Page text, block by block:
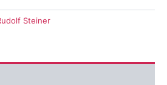
Steiner